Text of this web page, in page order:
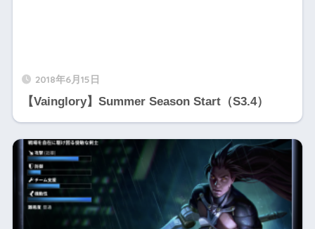
2018年6月15日
【Vainglory】Summer Season Start（S3.4）